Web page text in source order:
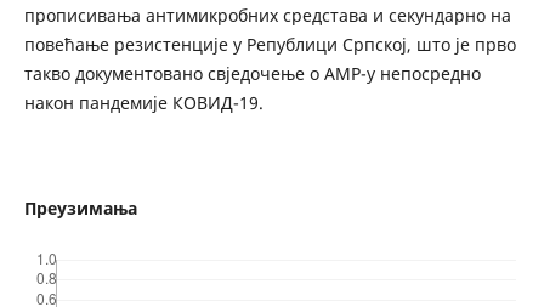
прописивања антимикробних средстава и секундарно на
повећање резистенције у Републици Српској, што је прво
такво документовано свједочење о АМР-у непосредно
након пандемије КОВИД-19.
Преузимања